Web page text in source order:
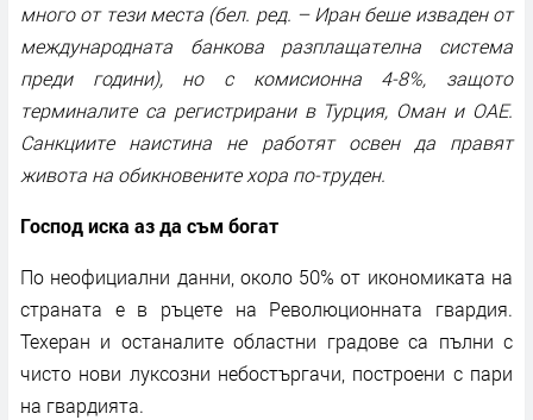
много от тези места (бел. ред. – Иран беше изваден от
международната банкова разплащателна система
преди години), но с комисионна 4-8%, защото
терминалите са регистрирани в Турция, Оман и ОАЕ.
Санкциите наистина не работят освен да правят
живота на обикновените хора по-труден.
Господ иска аз да съм богат
По неофициални данни, около 50% от икономиката на
страната е в ръцете на Революционната гвардия.
Техеран и останалите областни градове са пълни с
чисто нови луксозни небостъргачи, построени с пари
на гвардията.